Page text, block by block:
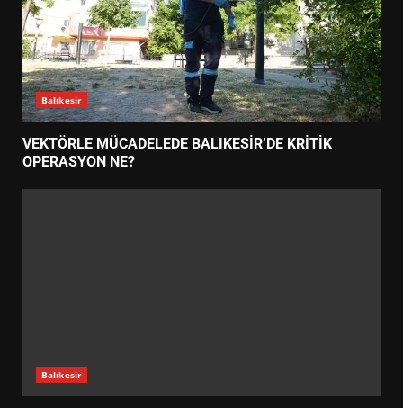
Balıkesir
VEKTÖRLE MÜCADELEDE BALIKESİR’DE KRİTİK
OPERASYON NE?
Balıkesir